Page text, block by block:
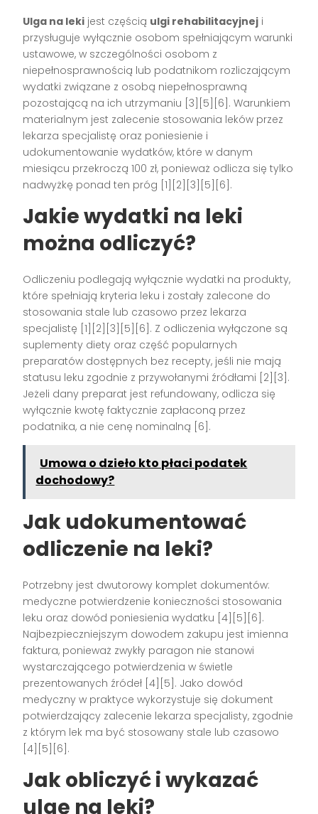
Ulga na leki jest częścią ulgi rehabilitacyjnej i
przysługuje wyłącznie osobom spełniającym warunki
ustawowe, w szczególności osobom z
niepełnosprawnością lub podatnikom rozliczającym
wydatki związane z osobą niepełnosprawną
pozostającą na ich utrzymaniu [3][5][6]. Warunkiem
materialnym jest zalecenie stosowania leków przez
lekarza specjalistę oraz poniesienie i
udokumentowanie wydatków, które w danym
miesiącu przekroczą 100 zł, ponieważ odlicza się tylko
nadwyżkę ponad ten próg [1][2][3][5][6].
Jakie wydatki na leki
można odliczyć?
Odliczeniu podlegają wyłącznie wydatki na produkty,
które spełniają kryteria leku i zostały zalecone do
stosowania stale lub czasowo przez lekarza
specjalistę [1][2][3][5][6]. Z odliczenia wyłączone są
suplementy diety oraz część popularnych
preparatów dostępnych bez recepty, jeśli nie mają
statusu leku zgodnie z przywołanymi źródłami [2][3].
Jeżeli dany preparat jest refundowany, odlicza się
wyłącznie kwotę faktycznie zapłaconą przez
podatnika, a nie cenę nominalną [6].
Umowa o dzieło kto płaci podatek
dochodowy?
Jak udokumentować
odliczenie na leki?
Potrzebny jest dwutorowy komplet dokumentów:
medyczne potwierdzenie konieczności stosowania
leku oraz dowód poniesienia wydatku [4][5][6].
Najbezpieczniejszym dowodem zakupu jest imienna
faktura, ponieważ zwykły paragon nie stanowi
wystarczającego potwierdzenia w świetle
prezentowanych źródeł [4][5]. Jako dowód
medyczny w praktyce wykorzystuje się dokument
potwierdzający zalecenie lekarza specjalisty, zgodnie
z którym lek ma być stosowany stale lub czasowo
[4][5][6].
Jak obliczyć i wykazać
ulgę na leki?